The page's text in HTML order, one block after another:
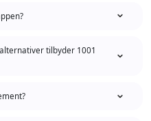
tilbyder 1001